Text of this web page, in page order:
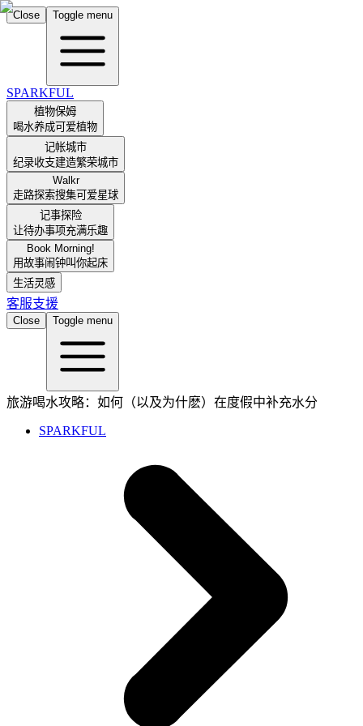
Close Toggle menu
SPARKFUL
植物保姆
喝水养成可爱植物
记帐城市
纪录收支建造繁荣城市
Walkr
走路探索搜集可爱星球
记事探险
让待办事项充满乐趣
Book Morning!
用故事闹钟叫你起床
生活灵感
客服支援
Close Toggle menu
旅游喝水攻略：如何（以及为什麽）在度假中补充水分
SPARKFUL